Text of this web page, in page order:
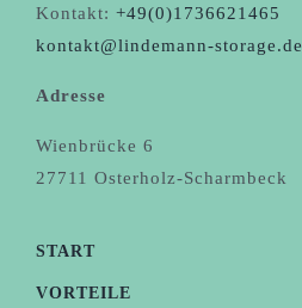
Kontakt: +49(0)1736621465
kontakt@lindemann-storage.de
Adresse
Wienbrücke 6
27711 Osterholz-Scharmbeck
START
VORTEILE